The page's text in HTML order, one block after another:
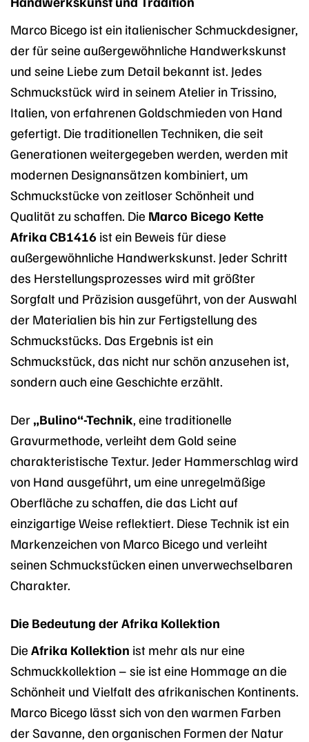
Marco Bicego ist ein italienischer Schmuckdesigner,
der für seine außergewöhnliche Handwerkskunst
und seine Liebe zum Detail bekannt ist. Jedes
Schmuckstück wird in seinem Atelier in Trissino,
Italien, von erfahrenen Goldschmieden von Hand
gefertigt. Die traditionellen Techniken, die seit
Generationen weitergegeben werden, werden mit
modernen Designansätzen kombiniert, um
Schmuckstücke von zeitloser Schönheit und
Qualität zu schaffen. Die Marco Bicego Kette
Afrika CB1416 ist ein Beweis für diese
außergewöhnliche Handwerkskunst. Jeder Schritt
des Herstellungsprozesses wird mit größter
Sorgfalt und Präzision ausgeführt, von der Auswahl
der Materialien bis hin zur Fertigstellung des
Schmuckstücks. Das Ergebnis ist ein
Schmuckstück, das nicht nur schön anzusehen ist,
sondern auch eine Geschichte erzählt.
Der„Bulino“-Technik, eine traditionelle
Gravurmethode, verleiht dem Gold seine
charakteristische Textur. Jeder Hammerschlag wird
von Hand ausgeführt, um eine unregelmäßige
Oberfläche zu schaffen, die das Licht auf
einzigartige Weise reflektiert. Diese Technik ist ein
Markenzeichen von Marco Bicego und verleiht
seinen Schmuckstücken einen unverwechselbaren
Charakter.
Die Bedeutung der Afrika Kollektion
Die Afrika Kollektion ist mehr als nur eine
Schmuckkollektion – sie ist eine Hommage an die
Schönheit und Vielfalt des afrikanischen Kontinents.
Marco Bicego lässt sich von den warmen Farben
der Savanne, den organischen Formen der Natur